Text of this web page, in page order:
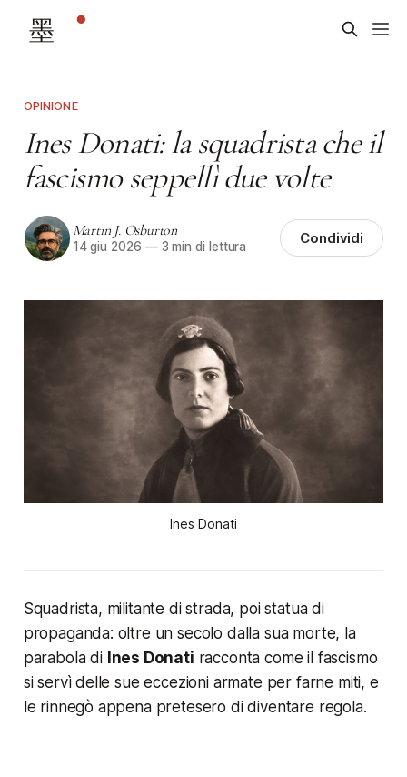
OPINIONE
Ines Donati: la squadrista che il
fascismo seppellì due volte
Martin J. Osburton
14 giu 2026 —3 min di lettura Condividi
Ines Donati
Squadrista, militante di strada, poi statua di
propaganda: oltre un secolo dalla sua morte, la
parabola di Ines Donati racconta come il fascismo
si servì delle sue eccezioni armate per farne miti, e
le rinnegò appena pretesero di diventare regola.